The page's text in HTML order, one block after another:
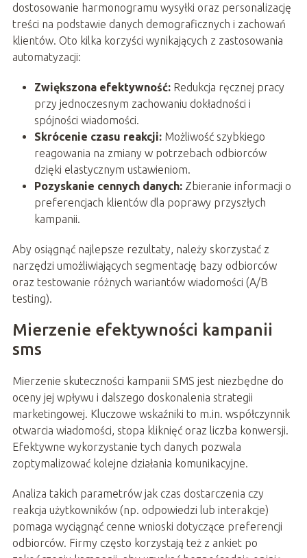
dostosowanie harmonogramu wysyłki oraz personalizację
treści na podstawie danych demograficznych i zachowań
klientów. Oto kilka korzyści wynikających z zastosowania
automatyzacji:
Zwiększona efektywność:Redukcja ręcznej pracy
przy jednoczesnym zachowaniu dokładności i
spójności wiadomości.
Skrócenie czasu reakcji:Możliwość szybkiego
reagowania na zmiany w potrzebach odbiorców
dzięki elastycznym ustawieniom.
Pozyskanie cennych danych:Zbieranie informacji o
preferencjach klientów dla poprawy przyszłych
kampanii.
Aby osiągnąć najlepsze rezultaty, należy skorzystać z
narzędzi umożliwiających segmentację bazy odbiorców
oraz testowanie różnych wariantów wiadomości (A/B
testing).
Mierzenie efektywności kampanii
sms
Mierzenie skuteczności kampanii SMS jest niezbędne do
oceny jej wpływu i dalszego doskonalenia strategii
marketingowej. Kluczowe wskaźniki to m.in. współczynnik
otwarcia wiadomości, stopa kliknięć oraz liczba konwersji.
Efektywne wykorzystanie tych danych pozwala
zoptymalizować kolejne działania komunikacyjne.
Analiza takich parametrów jak czas dostarczenia czy
reakcja użytkowników (np. odpowiedzi lub interakcje)
pomaga wyciągnąć cenne wnioski dotyczące preferencji
odbiorców. Firmy często korzystają też z ankiet po